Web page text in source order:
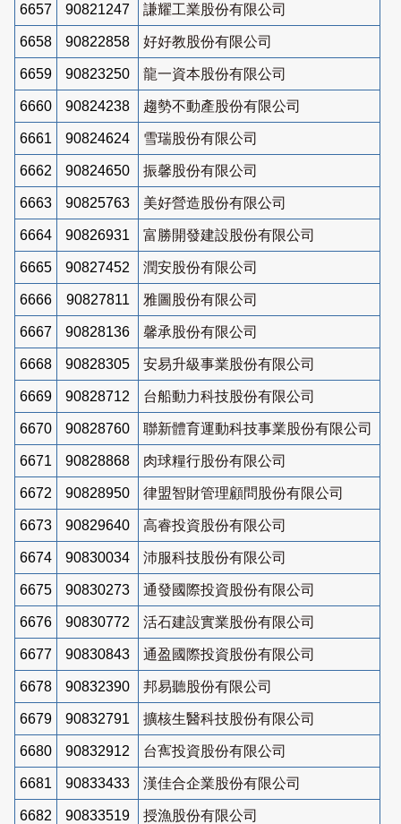
6657 90821247 謙耀工業股份有限公司
6658 90822858 好好教股份有限公司
6659 90823250 龍一資本股份有限公司
6660 90824238 趨勢不動產股份有限公司
6661 90824624 雪瑞股份有限公司
6662 90824650 振馨股份有限公司
6663 90825763 美好營造股份有限公司
6664 90826931 富勝開發建設股份有限公司
6665 90827452 潤安股份有限公司
6666 90827811 雅圖股份有限公司
6667 90828136 馨承股份有限公司
6668 90828305 安易升級事業股份有限公司
6669 90828712 台船動力科技股份有限公司
6670 90828760 聯新體育運動科技事業股份有限公司
6671 90828868 肉球糧行股份有限公司
6672 90828950 律盟智財管理顧問股份有限公司
6673 90829640 高睿投資股份有限公司
6674 90830034 沛服科技股份有限公司
6675 90830273 通發國際投資股份有限公司
6676 90830772 活石建設實業股份有限公司
6677 90830843 通盈國際投資股份有限公司
6678 90832390 邦易聽股份有限公司
6679 90832791 擴核生醫科技股份有限公司
6680 90832912 台寯投資股份有限公司
6681 90833433 漢佳合企業股份有限公司
6682 90833519 授漁股份有限公司